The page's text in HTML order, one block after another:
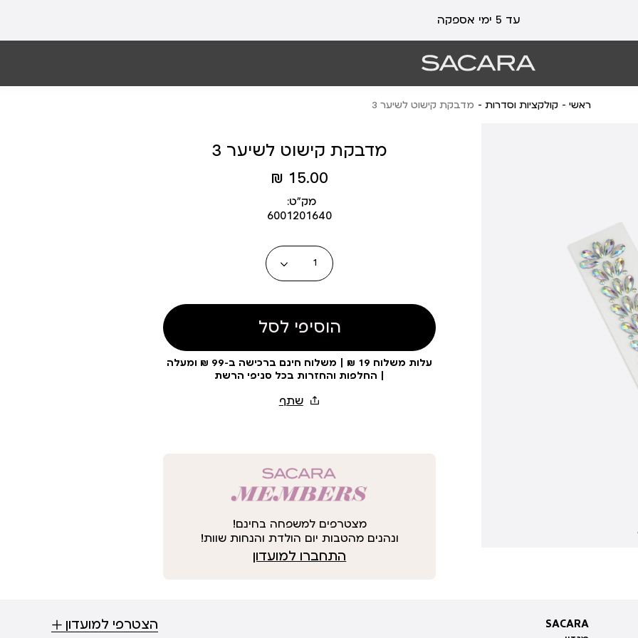
עד 5 ימי אספקה
ראשי קולקציות וסדרות מדבקת קישוט לשיער 3
מדבקת קישוט לשיער 3
מחיר
מוצר
15.00 ₪
מק״ט:
6001201640
כמות
הוסיפי לסל
עלות משלוח 19 ₪ | משלוח חינם ברכישה ב-99 ₪ ומעלה
| החלפות והחזרות בכל סניפי הרשת
מצטרפים למשפחה בחינם!
ונהנים מהטבות יום הולדת והנחות שוות!
התחברו למועדון
SACARA
SACARA
הצטרפי למועדון